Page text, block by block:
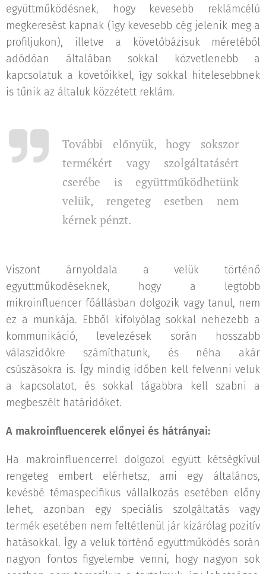
együttműködésnek, hogy kevesebb reklámcélú
megkeresést kapnak (így kevesebb cég jelenik meg a
profiljukon), illetve a követőbázisuk méretéből
adódóan általában sokkal közvetlenebb a
kapcsolatuk a követőikkel, így sokkal hitelesebbnek
is tűnik az általuk közzétett reklám.
További előnyük, hogy sokszor
termékért vagy szolgáltatásért
cserébe is együttműködhetünk
velük, rengeteg esetben nem
kérnek pénzt.
Viszont árnyoldala a velük történő
együttműködéseknek, hogy a legtöbb
mikroinfluencer főállásban dolgozik vagy tanul, nem
ez a munkája. Ebből kifolyólag sokkal nehezebb a
kommunikáció, levelezések során hosszabb
válaszidőkre számíthatunk, és néha akár
csúszásokra is. Így mindig időben kell felvenni velük
a kapcsolatot, és sokkal tágabbra kell szabni a
megbeszélt határidőket.
A makroinfluencerek előnyei és hátrányai:
Ha makroinfluencerrel dolgozol együtt kétségkívül
rengeteg embert elérhetsz, ami egy általános,
kevésbé témaspecifikus vállalkozás esetében előny
lehet, azonban egy speciális szolgáltatás vagy
termék esetében nem feltétlenül jár kizárólag pozitív
hatásokkal. Így a velük történő együttműködés során
nagyon fontos figyelembe venni, hogy nagyon sok